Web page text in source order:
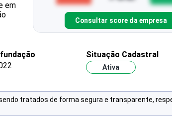
em
Consultar score da empresa
Situação Cadastral
Ativa
tratados de forma segura e transparente,